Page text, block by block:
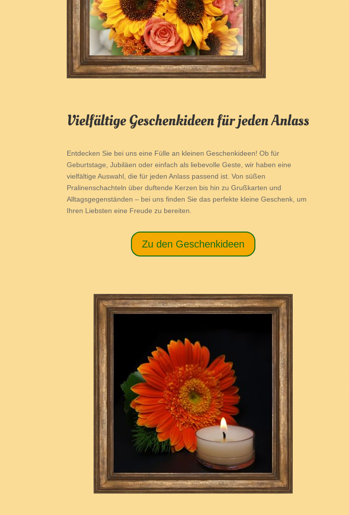
Vielfältige Geschenkideen für jeden Anlass
Entdecken Sie bei uns eine Fülle an kleinen Geschenkideen! Ob für
Geburtstage, Jubiläen oder einfach als liebevolle Geste, wir haben eine
vielfältige Auswahl, die für jeden Anlass passend ist. Von süßen
Pralinenschachteln über duftende Kerzen bis hin zu Grußkarten und
Alltagsgegenständen – bei uns finden Sie das perfekte kleine Geschenk, um
Ihren Liebsten eine Freude zu bereiten.
Zu den Geschenkideen